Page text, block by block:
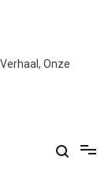
Onze